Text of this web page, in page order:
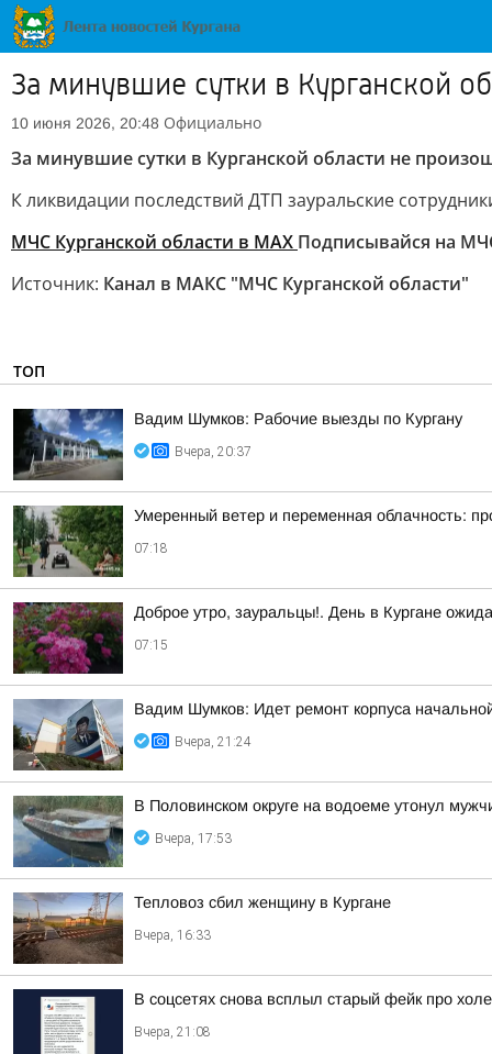
За минувшие сутки в Курганской
10 июня 2026, 20:48 Официально
За минувшие сутки в Курганской области не
К ликвидации последствий ДТП зауральские
МЧС Курганской области в MAX Подписывайся на
Источник: Канал в МАКС "МЧС Курганской области"
ТОП
Вадим Шумков: Рабочие выезды по Кургану
Вчера, 20:37
Умеренный ветер и переменная облачность:
07:18
Доброе утро, зауральцы!. День в Кургане
07:15
Вадим Шумков: Идет ремонт корпуса
Вчера, 21:24
В Половинском округе на водоеме утонул
Вчера, 17:53
Тепловоз сбил женщину в Кургане
Вчера, 16:33
В соцсетях снова всплыл старый фейк про
Вчера, 21:08